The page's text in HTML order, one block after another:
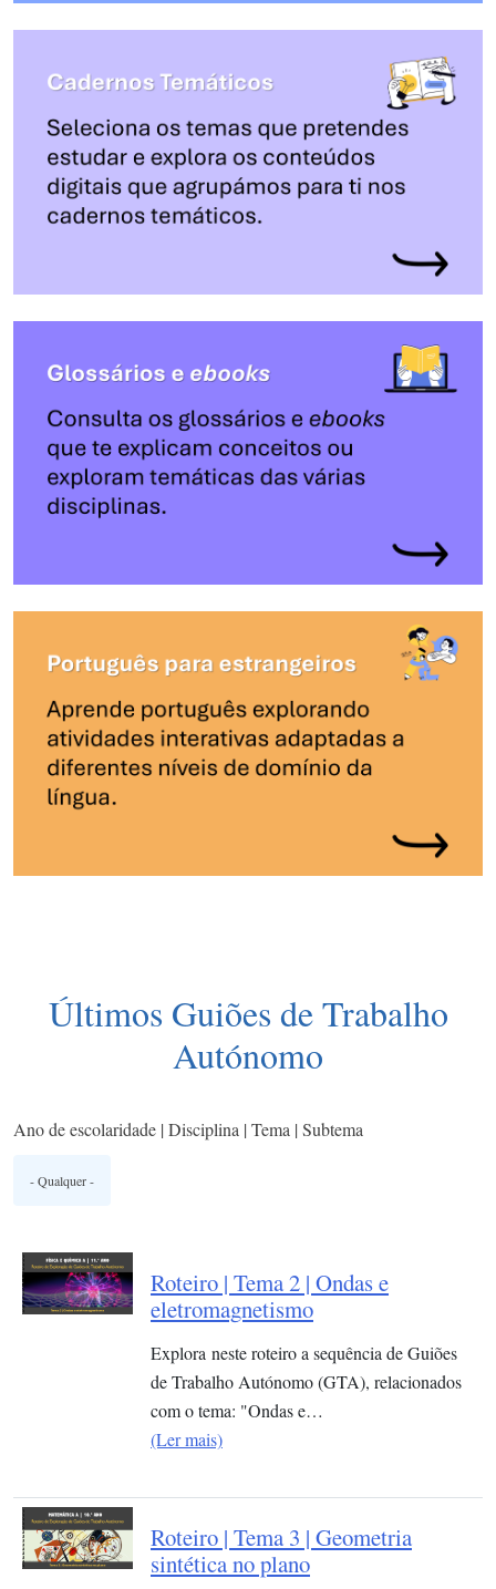
Últimos Guiões de Trabalho
Autónomo
Ano de escolaridade | Disciplina | Tema | Subtema
Roteiro | Tema 2 | Ondas e
eletromagnetismo
Explora neste roteiro a sequência de Guiões
de Trabalho Autónomo (GTA), relacionados
com o tema: "Ondas e…
(Ler mais)
Roteiro | Tema 3 | Geometria
sintética no plano